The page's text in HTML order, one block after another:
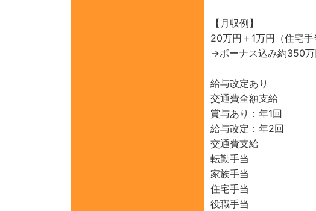
【月収例】
20万円＋1万円（住宅
→ボーナス込み約350
給与改定あり
交通費全額支給
賞与あり：年1回
給与改定：年2回
交通費支給
転勤手当
家族手当
住宅手当
役職手当